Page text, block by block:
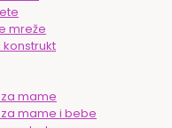
mreže
mame
mame i bebe